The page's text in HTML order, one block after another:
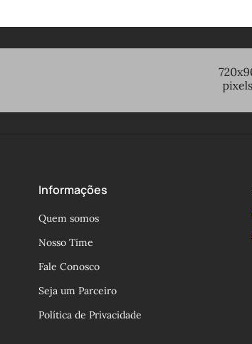
Informações
Quem somos
Nosso Time
Fale Conosco
Seja um Parceiro
Política de Privacidade